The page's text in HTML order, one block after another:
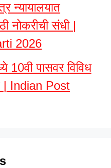
न्यायालयात
नोकरीची संधी |
2026
10वी पासवर विविध
| Indian Post